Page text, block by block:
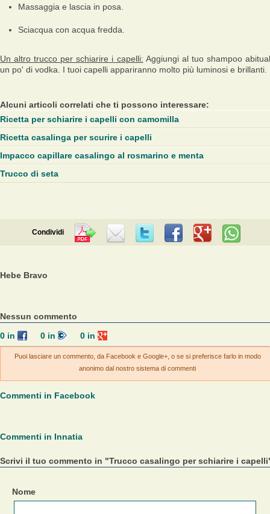
Massaggia e lascia in posa.
Sciacqua con acqua fredda.
Un altro trucco per schiarire i capelli: Aggiungi al tuo shampoo
un po' di vodka. I tuoi capelli appariranno molto più luminosi e brillanti.
Alcuni articoli correlati che ti possono interessare:
Ricetta per schiarire i capelli con camomilla
Ricetta casalinga per scurire i capelli
Impacco capillare casalingo al rosmarino e menta
Trucco di seta
Condividi
Hebe Bravo
Nessun commento
0in 0in 0 in
Puoi lasciare un commento, da Facebook e Google+, o se si preferisce farlo in modo
anonimo dal nostro sistema di commenti
Commenti in Facebook
Commenti in Innatia
Scrivi il tuo commento in "Trucco casalingo per schiarire i
Nome